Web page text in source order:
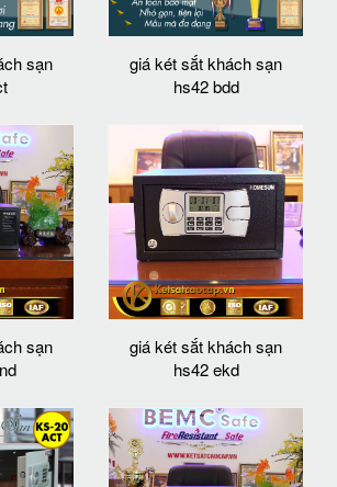
sạn
giá két sắt khách sạn
hs42 bdd
sạn
giá két sắt khách sạn
hs42 ekd